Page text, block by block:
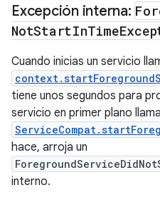
Excepción interna:
NotStartInTime
Cuando inicias un servicio
tiene unos segundos para
servicio en primer plano
hace, arroja un
interno.